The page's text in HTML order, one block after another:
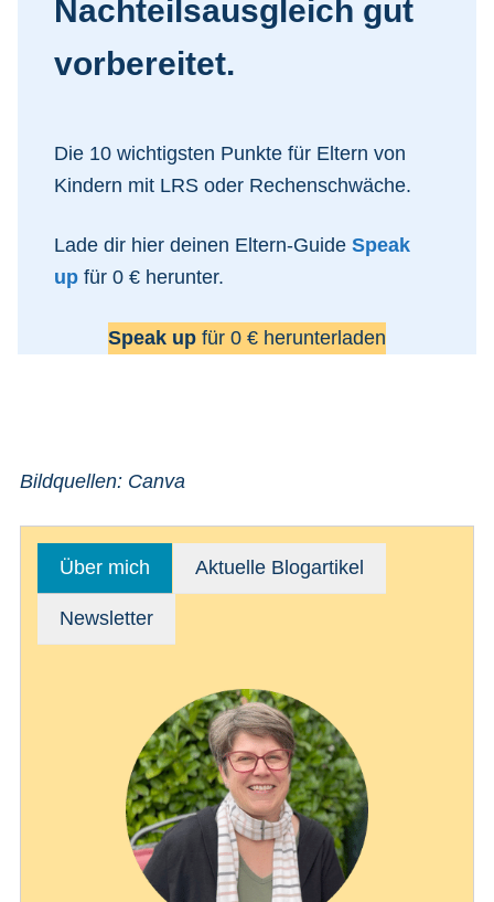
Nachteilsausgleich gut
vorbereitet.
Die 10 wichtigsten Punkte für Eltern von
Kindern mit LRS oder Rechenschwäche.
Lade dir hier deinen Eltern-GuideSpeak
up für 0 € herunter.
Speak up für 0 € herunterladen
Bildquellen: Canva
Über mich Aktuelle Blogartikel
Newsletter